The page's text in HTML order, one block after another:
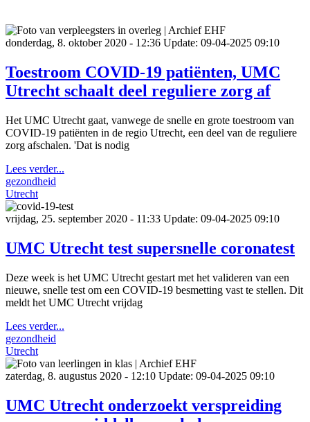
donderdag, 8. oktober 2020 - 12:36 Update: 09-04-2025 09:10
Toestroom COVID-19 patiënten, UMC
Utrecht schaalt deel reguliere zorg af
Het UMC Utrecht gaat, vanwege de snelle en grote toestroom van
COVID-19 patiënten in de regio Utrecht, een deel van de reguliere
zorg afschalen. 'Dat is nodig
Lees verder...
gezondheid
Utrecht
vrijdag, 25. september 2020 - 11:33 Update: 09-04-2025 09:10
UMC Utrecht test supersnelle coronatest
Deze week is het UMC Utrecht gestart met het valideren van een
nieuwe, snelle test om een COVID-19 besmetting vast te stellen. Dit
meldt het UMC Utrecht vrijdag
Lees verder...
gezondheid
Utrecht
zaterdag, 8. augustus 2020 - 12:10 Update: 09-04-2025 09:10
UMC Utrecht onderzoekt verspreiding